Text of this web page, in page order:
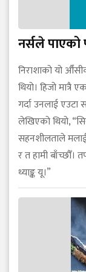
नर्सले
निराशाको यो
थियो। हिजो
गर्दा उनलाई
लेखिएको थियो,
सहनशीलताले
र त हामी बाँच्छौँ।
थ्याङ्क यू।”